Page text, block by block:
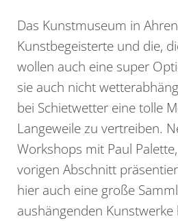
Das Kunstmuseum in
Kunstbegeisterte und die,
wollen auch eine super
sie auch nicht
bei Schietwetter eine tolle
Langeweile zu vertreiben.
Workshops mit Paul
vorigen Abschnitt
hier auch eine große
aushängenden Kunstwerke